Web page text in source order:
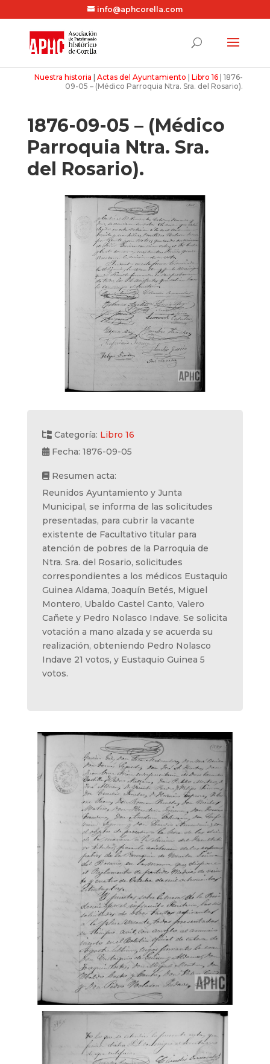
info@aphcorella.com
Nuestra historia |Actas del Ayuntamiento |Libro 16 |1876-
09-05 – (Médico Parroquia Ntra. Sra. del Rosario).
1876-09-05 – (Médico
Parroquia Ntra. Sra.
del Rosario).
Categoría: Libro 16
Fecha: 1876-09-05
Resumen acta:
Reunidos Ayuntamiento y Junta
Municipal, se informa de las solicitudes
presentadas, para cubrir la vacante
existente de Facultativo titular para
atención de pobres de la Parroquia de
Ntra. Sra. del Rosario, solicitudes
correspondientes a los médicos Eustaquio
Guinea Aldama, Joaquín Betés, Miguel
Montero, Ubaldo Castel Canto, Valero
Cañete y Pedro Nolasco Indave. Se solicita
votación a mano alzada y se acuerda su
realización, obteniendo Pedro Nolasco
Indave 21 votos, y Eustaquio Guinea 5
votos.